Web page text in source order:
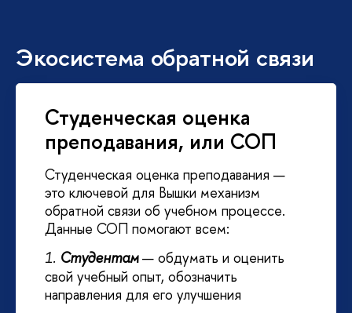
Экосистема обратной связи
Студенческая оценка
преподавания, или СОП
Студенческая оценка преподавания —
это ключевой для Вышки механизм
обратной связи об учебном процессе.
Данные СОП помогают всем:
1. Студентам — обдумать и оценить
свой учебный опыт, обозначить
направления для его улучшения